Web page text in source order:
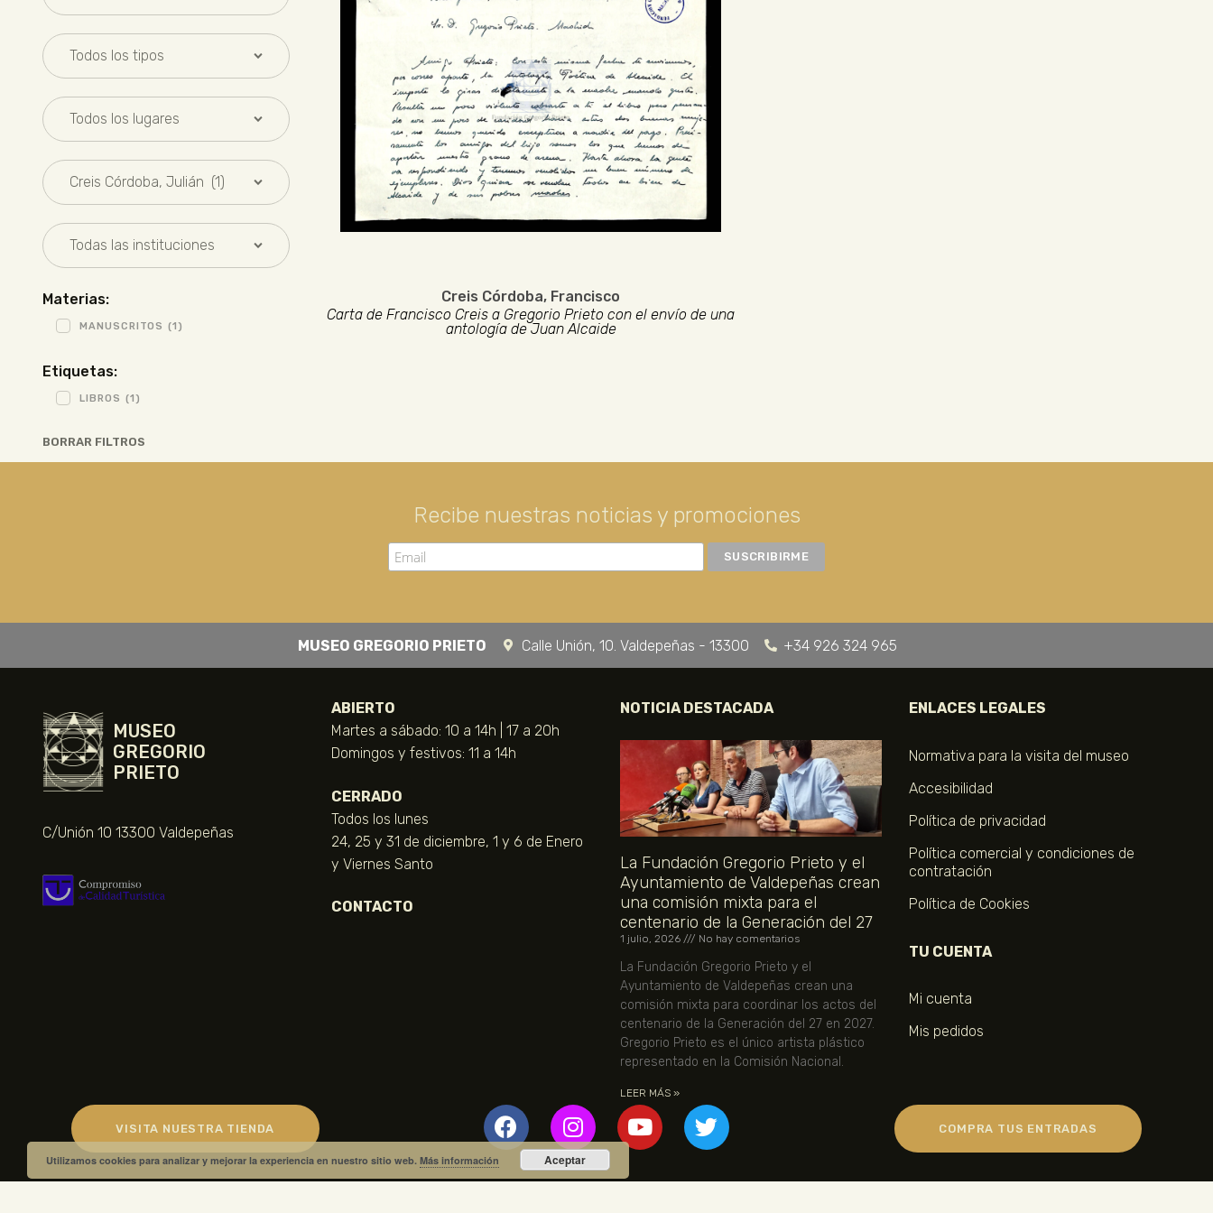
Materias:
MANUSCRITOS (1)
Etiquetas:
LIBROS (1)
BORRAR FILTROS
Creis Córdoba, Francisco
Carta de Francisco Creis a Gregorio Prieto con el envío de una
antología de Juan Alcaide
Recibe nuestras noticias y promociones
MUSEO GREGORIO PRIETO Calle Unión, 10. Valdepeñas - 13300 +34 926 324 965
MUSEO
GREGORIO
PRIETO
C/Unión 10 13300 Valdepeñas
ABIERTO
Martes a sábado: 10 a 14h | 17 a 20h
Domingos y festivos: 11 a 14h
CERRADO
Todos los lunes
24, 25 y 31 de diciembre, 1 y 6 de Enero
y Viernes Santo
CONTACTO
NOTICIA DESTACADA
La Fundación Gregorio Prieto y el
Ayuntamiento de Valdepeñas crean
una comisión mixta para el
centenario de la Generación del 27
1 julio, 2026 No hay comentarios
La Fundación Gregorio Prieto y el
Ayuntamiento de Valdepeñas crean una
comisión mixta para coordinar los actos del
centenario de la Generación del 27 en 2027.
Gregorio Prieto es el único artista plástico
representado en la Comisión Nacional.
LEER MÁS »
ENLACES LEGALES
Normativa para la visita del museo
Accesibilidad
Política de privacidad
Política comercial y condiciones de
contratación
Política de Cookies
TU CUENTA
Mi cuenta
Mis pedidos
VISITA NUESTRA TIENDA COMPRA TUS ENTRADAS
Utilizamos cookies para analizar y mejorar la experiencia en nuestro sitio web. Más información Aceptar